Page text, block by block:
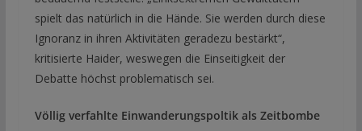
spielt das natürlich in die Hände. Sie werden durch diese
Ignoranz in ihren Aktivitäten geradezu bestärkt“,
kritisierte Haider, weswegen die Einseitigkeit der
Debatte höchst problematisch sei.
Völlig verfahlte Einwanderungspoltik als Zeitbombe